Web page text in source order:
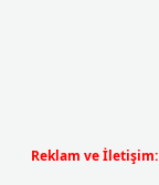
Reklam ve İletişim: